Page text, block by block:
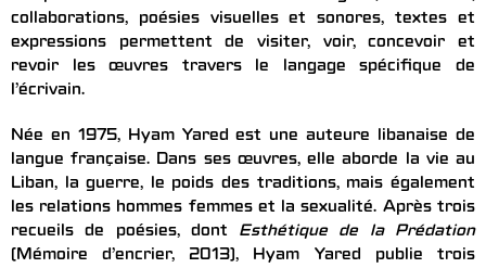
collaborations, poésies visuelles et sonores, textes et
expressions permettent de visiter, voir, concevoir et
revoir les œuvres travers le langage spécifique de
l’écrivain.
Née en 1975, Hyam Yared est une auteure libanaise de
langue française. Dans ses œuvres, elle aborde la vie au
Liban, la guerre, le poids des traditions, mais également
les relations hommes femmes et la sexualité. Après trois
recueils de poésies, dont Esthétique de la Prédation
(Mémoire d’encrier, 2013), Hyam Yared publie trois